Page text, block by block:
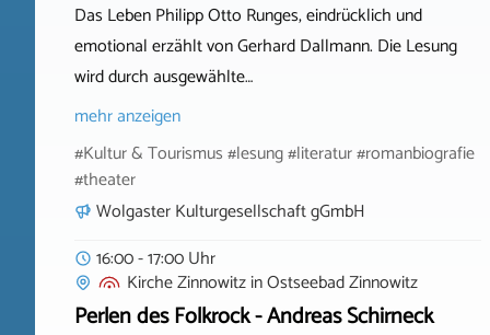
Das Leben Philipp Otto Runges, eindrücklich und
emotional erzählt von Gerhard Dallmann. Die Lesung
wird durch ausgewählte…
mehr anzeigen
#Kultur & Tourismus #lesung #literatur #romanbiografie
#theater
Wolgaster Kulturgesellschaft gGmbH
16:00 - 17:00 Uhr
Kirche ZinnowitzinOstseebad Zinnowitz
Perlen des Folkrock - Andreas Schirneck